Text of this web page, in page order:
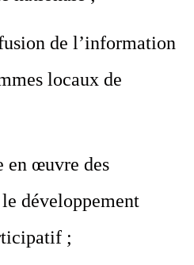
de l’information
locaux de
en œuvre des
développement
;